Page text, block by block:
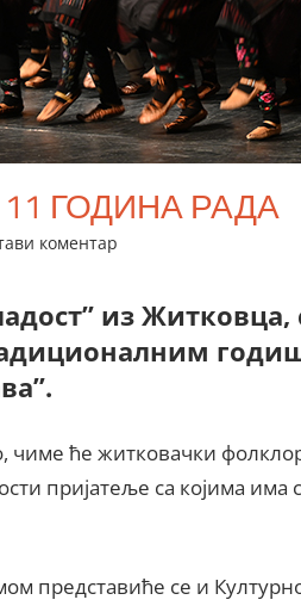
ГОДИНА РАДА
коментар
из Житковца,
чиме ће житковачки
пријатеље са којима има
представиће се и